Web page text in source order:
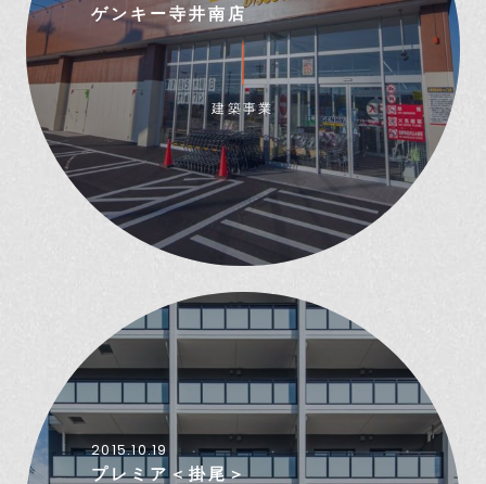
ゲンキー寺井南店
建築事業
2015.10.19
プレミア＜掛尾＞